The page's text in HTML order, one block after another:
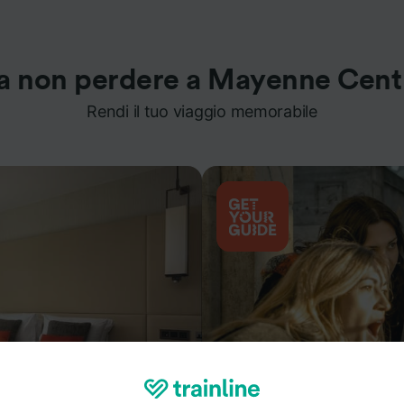
non perdere a Mayenne
Rendi il tuo viaggio memorabile